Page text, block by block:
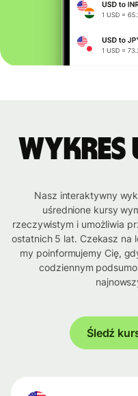
Wykres
Nasz interaktywny
uśrednione kursy
rzeczywistym i umożliwia
ostatnich 5 lat. Czekasz na
my poinformujemy Cię,
codziennym
Śledź